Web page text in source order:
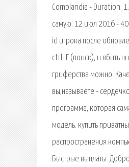
Complandia - Duration:
самую. 12 июл 2016 - 40
id игрока после
ctrl+F (поиск), и вбить
гриферства можно.
вы,называете -
программа, которая
модель. купить
распространения
Быстрые выплаты.